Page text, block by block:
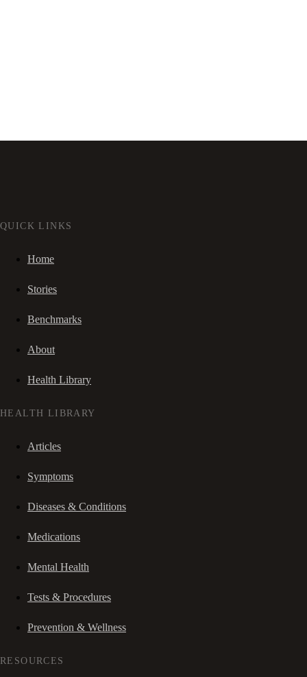
QUICK LINKS
Home
Stories
Benchmarks
About
Health Library
HEALTH LIBRARY
Articles
Symptoms
Diseases & Conditions
Medications
Mental Health
Tests & Procedures
Prevention & Wellness
RESOURCES